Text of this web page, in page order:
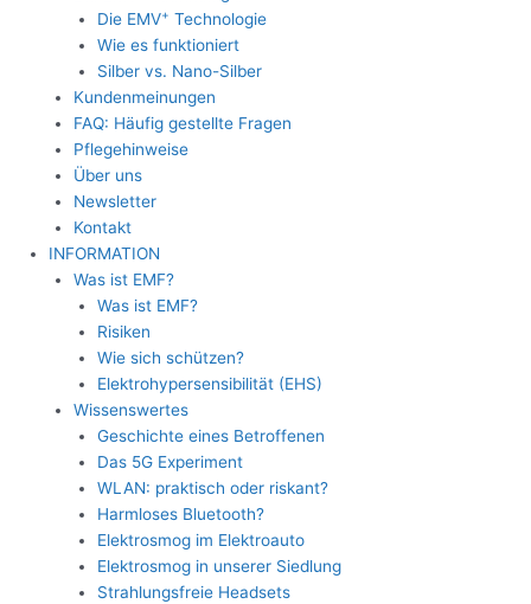
Die EMV+ Technologie
Wie es funktioniert
Silber vs. Nano-Silber
Kundenmeinungen
FAQ: Häufig gestellte Fragen
Pflegehinweise
Über uns
Newsletter
Kontakt
INFORMATION
Was ist EMF?
Was ist EMF?
Risiken
Wie sich schützen?
Elektrohypersensibilität (EHS)
Wissenswertes
Geschichte eines Betroffenen
Das 5G Experiment
WLAN: praktisch oder riskant?
Harmloses Bluetooth?
Elektrosmog im Elektroauto
Elektrosmog in unserer Siedlung
Strahlungsfreie Headsets